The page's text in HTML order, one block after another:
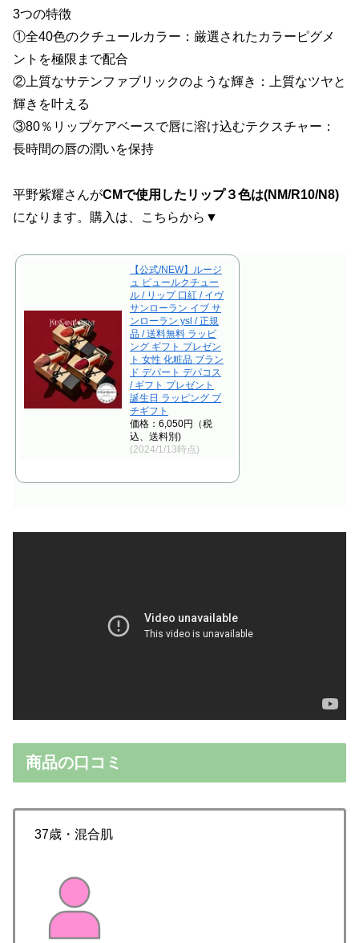
3つの特徴
①全40色のクチュールカラー：厳選されたカラーピグメ
ントを極限まで配合
②上質なサテンファブリックのような輝き：上質なツヤと
輝きを叶える
③80％リップケアベースで唇に溶け込むテクスチャー：
長時間の唇の潤いを保持
平野紫耀さんがCMで使用したリップ３色は(NM/R10/N8)
になります。購入は、こちらから▼
【公式/NEW】ルージ
ュ ピュールクチュー
ル / リップ 口紅 / イヴ
サンローラン イブ サ
ンローラン ysl / 正規
品 / 送料無料 ラッピ
ング ギフト プレゼン
ト 女性 化粧品 ブラン
ド デパート デパコス
/ ギフト プレゼント
誕生日 ラッピング プ
チギフト
価格：6,050円（税
込、送料別)
(2024/1/13時点)
商品の口コミ
37歳・混合肌